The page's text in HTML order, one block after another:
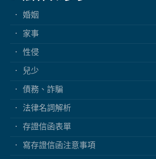
婚姻
家事
性侵
兒少
債務、詐騙
法律名詞解析
存證信函表單
寫存證信函注意事項